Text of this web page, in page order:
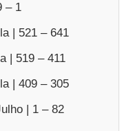
– 1
| 521 – 641
| 519 – 411
| 409 – 305
| 1 – 82